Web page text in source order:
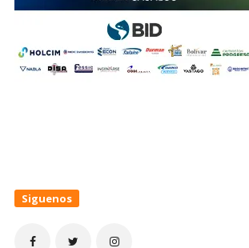
Siguenos